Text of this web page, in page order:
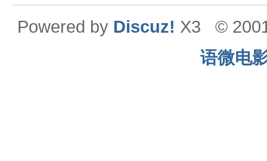
Powered by Discuz! X3
©
语微电